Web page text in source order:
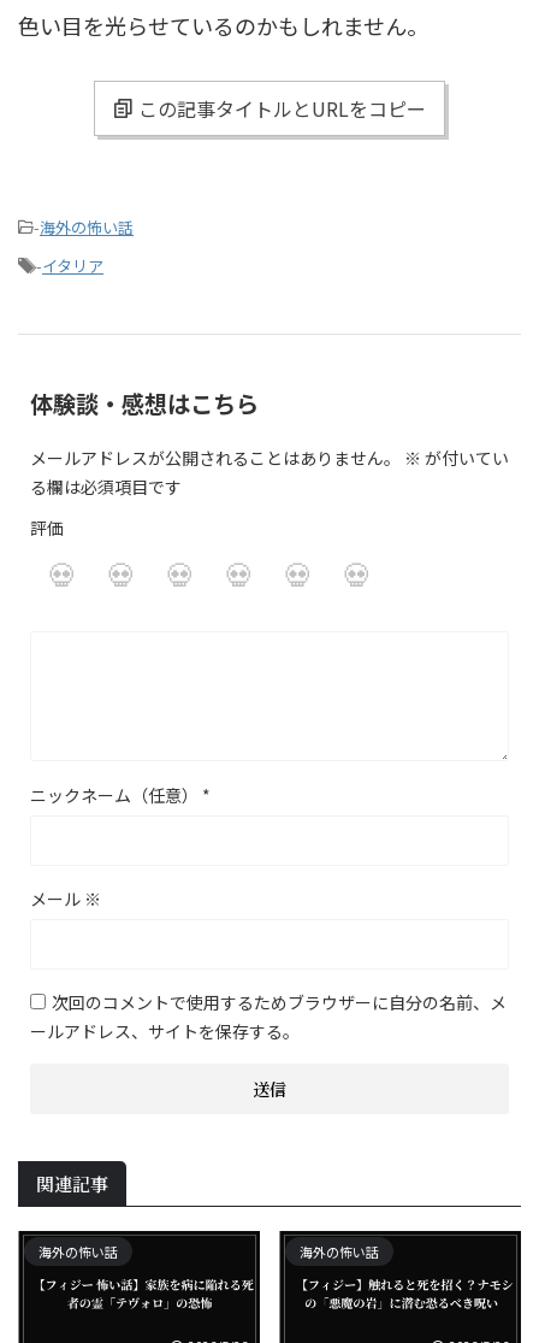
色い目を光らせているのかもしれません。
この記事タイトルとURLをコピー
-海外の怖い話
-イタリア
体験談・感想はこちら
メールアドレスが公開されることはありません。 ※ が付いてい
る欄は必須項目です
評価
ニックネーム（任意） *
メール ※
次回のコメントで使用するためブラウザーに自分の名前、メ
ールアドレス、サイトを保存する。
関連記事
海外の怖い話 海外の怖い話